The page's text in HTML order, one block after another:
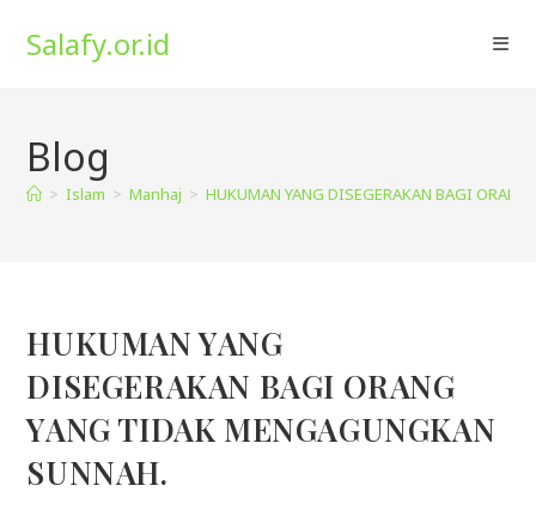
Salafy.or.id
Blog
> Islam > Manhaj > HUKUMAN YANG DISEGERAKAN BAGI
HUKUMAN YANG
DISEGERAKAN BAGI ORANG
YANG TIDAK MENGAGUNGKAN
SUNNAH.